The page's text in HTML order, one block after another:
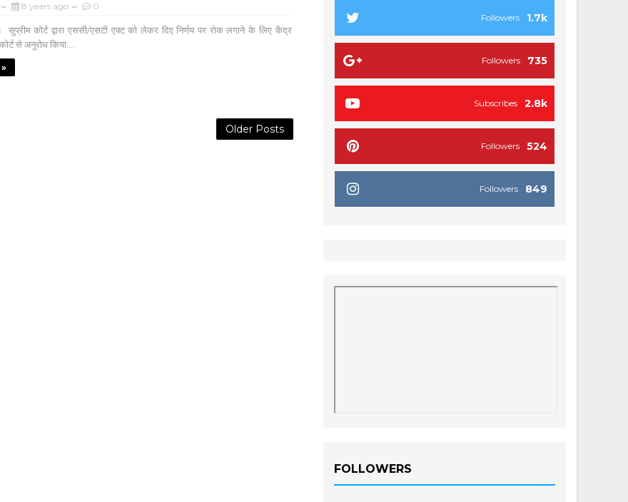
8 years ago 0
सुप्रीम कोर्ट द्वारा एससी/एसटी एक्ट को लेकर दिए निर्णय पर रोक लगाने के लिए केंद्र
से अनुरोध किया....
Older Posts
1.7k
Followers
735
Followers
2.8k
Subscribes
524
Followers
849
Followers
FOLLOWERS